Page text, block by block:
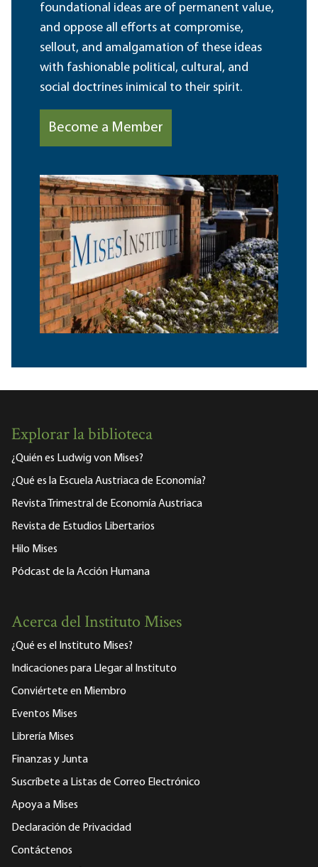
foundational ideas are of permanent value,
and oppose all efforts at compromise,
sellout, and amalgamation of these ideas
with fashionable political, cultural, and
social doctrines inimical to their spirit.
Become a Member
Explorar la biblioteca
¿Quién es Ludwig von Mises?
¿Qué es la Escuela Austriaca de Economía?
Revista Trimestral de Economía Austriaca
Revista de Estudios Libertarios
Hilo Mises
Pódcast de la Acción Humana
Acerca del Instituto Mises
¿Qué es el Instituto Mises?
Indicaciones para Llegar al Instituto
Conviértete en Miembro
Eventos Mises
Librería Mises
Finanzas y Junta
Suscríbete a Listas de Correo Electrónico
Apoya a Mises
Declaración de Privacidad
Contáctenos